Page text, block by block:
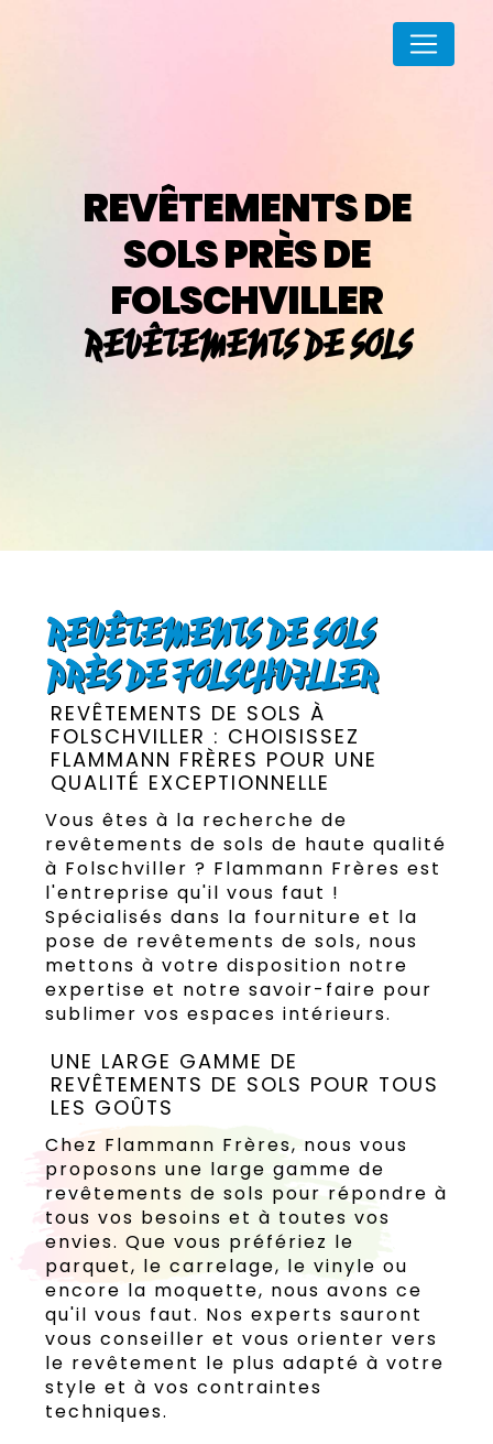
REVÊTEMENTS DE
SOLS PRÈS DE
FOLSCHVILLER
REVÊTEMENTS DE SOLS
REVÊTEMENTS DE SOLS
PRÈS DE FOLSCHVILLER
REVÊTEMENTS DE SOLS À
FOLSCHVILLER : CHOISISSEZ
FLAMMANN FRÈRES POUR UNE
QUALITÉ EXCEPTIONNELLE
Vous êtes à la recherche de
revêtements de sols de haute qualité
à Folschviller ? Flammann Frères est
l'entreprise qu'il vous faut !
Spécialisés dans la fourniture et la
pose de revêtements de sols, nous
mettons à votre disposition notre
expertise et notre savoir-faire pour
sublimer vos espaces intérieurs.
UNE LARGE GAMME DE
REVÊTEMENTS DE SOLS POUR TOUS
LES GOÛTS
Chez Flammann Frères, nous vous
proposons une large gamme de
revêtements de sols pour répondre à
tous vos besoins et à toutes vos
envies. Que vous préfériez le
parquet, le carrelage, le vinyle ou
encore la moquette, nous avons ce
qu'il vous faut. Nos experts sauront
vous conseiller et vous orienter vers
le revêtement le plus adapté à votre
style et à vos contraintes
techniques.